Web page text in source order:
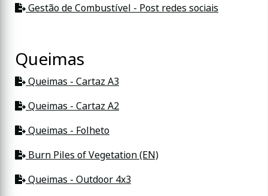
Gestão de Combustível - Post redes sociais
Queimas
Queimas - Cartaz A3
Queimas - Cartaz A2
Queimas - Folheto
Burn Piles of Vegetation (EN)
Queimas - Outdoor 4x3